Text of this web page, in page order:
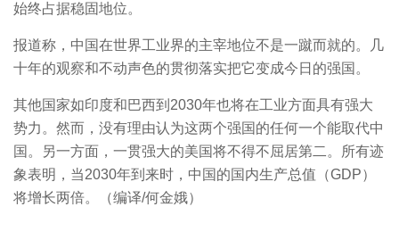
始终占据稳固地位。
报道称，中国在世界工业界的主宰地位不是一蹴而就的。几
十年的观察和不动声色的贯彻落实把它变成今日的强国。
其他国家如印度和巴西到2030年也将在工业方面具有强大
势力。然而，没有理由认为这两个强国的任何一个能取代中
国。另一方面，一贯强大的美国将不得不屈居第二。所有迹
象表明，当2030年到来时，中国的国内生产总值（GDP）
将增长两倍。（编译/何金娥）